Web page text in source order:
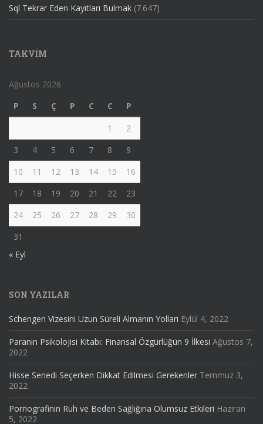
Sql Tekrar Eden Kayıtları Bulmak (7.647)
TAKVIM
Ağustos 2026
P
S Ç P C C
P
1
2
3
4 5 6 7 8
9
10
11 12 13 14 15
16
17
18 19 20 21 22
23
24
25 26 27 28 29
30
31
« Eyl
SON YAZILAR
Schengen Vizesini Uzun Süreli Almanın Yolları Eylül 4, 2022
Paranın Psikolojisi Kitabı: Finansal Özgürlüğün 9 İlkesi Ağustos 7,
2022
Hisse Senedi Seçerken Dikkat Edilmesi Gerekenler Temmuz 3,
2022
Pornografinin Ruh ve Beden Sağlığına Olumsuz Etkileri Haziran
5, 2022